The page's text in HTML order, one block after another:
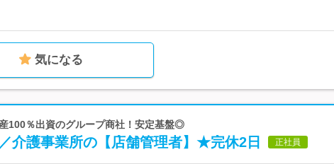
気になる
100％出資のグループ商社！安定基盤◎
介護事業所の【店舗管理者】★完休2日 正社員